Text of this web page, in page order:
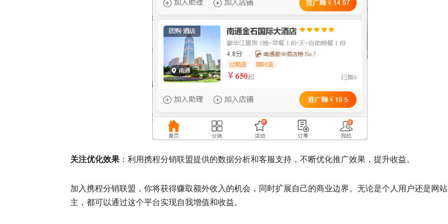
关注优化效果 ：利用携程分销联盟提供的数据分析和客服支持，不断优化推广效果，提升收益。
加入携程分销联盟，你将获得赚取额外收入的机会，同时扩展自己的商业边界。无论是个人用户还是网站
主，都可以通过这个平台实现自我增值和收益。